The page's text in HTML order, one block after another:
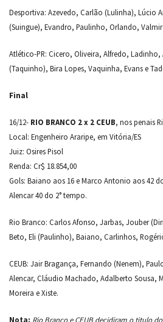
Desportiva: Azevedo, Carlão (Lulinha), Lúcio
(Suingue), Evandro, Paulinho, Orlando,
Atlético-PR: Cicero, Oliveira, Alfredo, Ladinho,
(Taquinho), Bira Lopes, Vaquinha, Evans e
Final
16/12- RIO BRANCO 2 x 2 CEUB, nos penais
Local: Engenheiro Araripe, em Vitória/ES
Juiz: Osires Pisol
Renda: Cr$ 18.854,00
Gols: Baiano aos 16 e Marco Antonio aos 42
Alencar 40 do 2° tempo.
Rio Branco: Carlos Afonso, Jarbas, Jouber
Beto, Eli (Paulinho), Baiano, Carlinhos,
CEUB: Jair Bragança, Fernando (Nenem),
Alencar, Cláudio Machado, Adalberto Sousa,
Moreira e Xiste.
Nota: Rio Branco e CEUB decidiram o titulo